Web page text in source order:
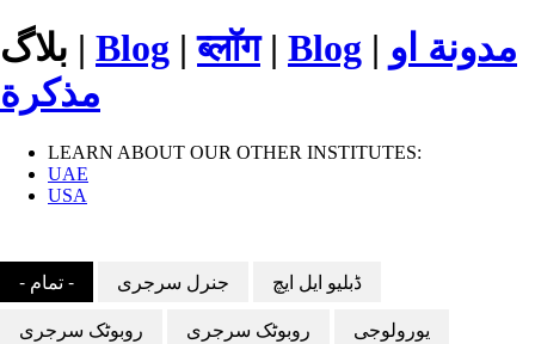
بلاگ | Blog |ब्लॉग| Blog | مدونة او
مذكرة
LEARN ABOUT OUR OTHER INSTITUTES:
UAE
USA
- تمام - جنرل سرجری
ڈبلیو ایل ایچ
روبوٹک سرجری
روبوٹک سرجری یورولوجی